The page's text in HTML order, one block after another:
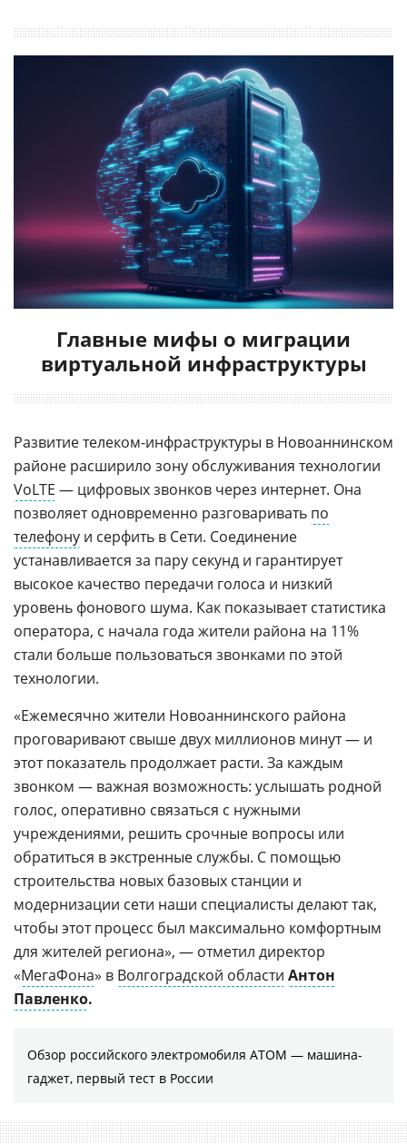
Главные мифы о миграции
виртуальной инфраструктуры
Развитие телеком-инфраструктуры в Новоаннинском
районе расширило зону обслуживания технологии
VoLTE — цифровых звонков через интернет. Она
позволяет одновременно разговаривать по
телефону и серфить в Сети. Соединение
устанавливается за пару секунд и гарантирует
высокое качество передачи голоса и низкий
уровень фонового шума. Как показывает статистика
оператора, с начала года жители района на 11%
стали больше пользоваться звонками по этой
технологии.
«Ежемесячно жители Новоаннинского района
проговаривают свыше двух миллионов минут — и
этот показатель продолжает расти. За каждым
звонком — важная возможность: услышать родной
голос, оперативно связаться с нужными
учреждениями, решить срочные вопросы или
обратиться в экстренные службы. С помощью
строительства новых базовых станции и
модернизации сети наши специалисты делают так,
чтобы этот процесс был максимально комфортным
для жителей региона», — отметил директор
«МегаФона» в Волгоградской области Антон
Павленко.
Обзор российского электромобиля АТОМ — машина-
гаджет, первый тест в России